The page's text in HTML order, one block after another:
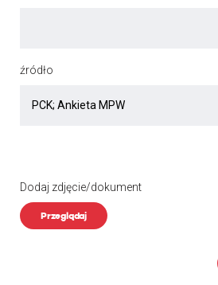
źródło
Dodaj zdjęcie/dokument
Przeglądaj